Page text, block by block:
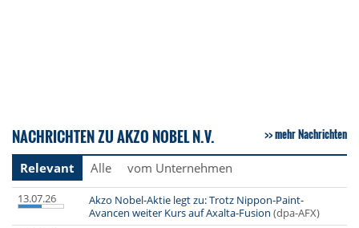
NACHRICHTEN ZU AKZO NOBEL N.V. mehr Nachrichten
Relevant Alle vom Unternehmen
13.07.26
Akzo Nobel-Aktie legt zu: Trotz Nippon-Paint-
Avancen weiter Kurs auf Axalta-Fusion (dpa-AFX)